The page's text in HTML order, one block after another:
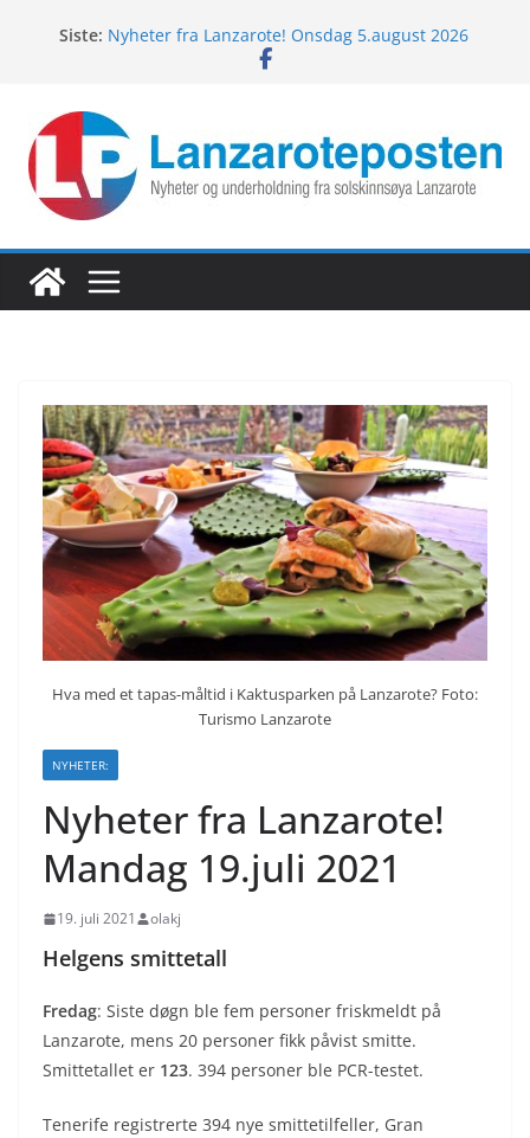
Siste: Nyheter fra Lanzarote! Onsdag 5.august 2026
Nyheter fra Lanzarote! Tirsdag 4.august 2026
Nyheter fra Lanzarote! Torsdag 6.august 2026
Hva med et tapas-måltid i Kaktusparken på Lanzarote? Foto:
Turismo Lanzarote
NYHETER:
Nyheter fra Lanzarote!
Mandag 19.juli 2021
19. juli 2021 olakj
Helgens smittetall
Fredag: Siste døgn ble fem personer friskmeldt på
Lanzarote, mens 20 personer fikk påvist smitte.
Smittetallet er 123. 394 personer ble PCR-testet.
Tenerife registrerte 394 nye smittetilfeller, Gran